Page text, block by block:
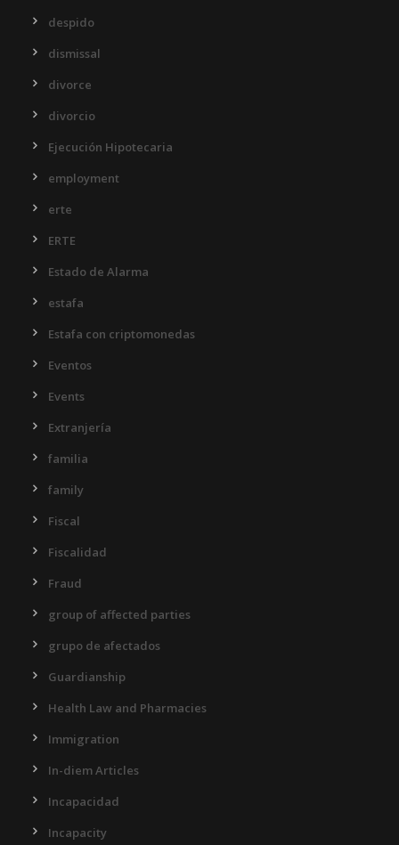
despido
dismissal
divorce
divorcio
Ejecución Hipotecaria
employment
erte
ERTE
Estado de Alarma
estafa
Estafa con criptomonedas
Eventos
Events
Extranjería
familia
family
Fiscal
Fiscalidad
Fraud
group of affected parties
grupo de afectados
Guardianship
Health Law and Pharmacies
Immigration
In-diem Articles
Incapacidad
Incapacity